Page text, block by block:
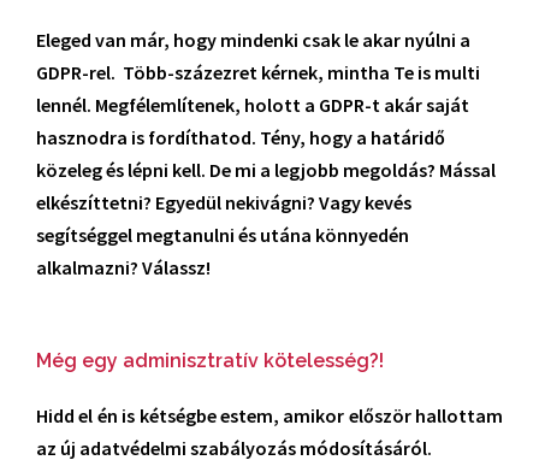
Eleged van már, hogy mindenki csak le akar nyúlni a
GDPR-rel. Több-százezret kérnek, mintha Te is multi
lennél. Megfélemlítenek, holott a GDPR-t akár saját
hasznodra is fordíthatod. Tény, hogy a határidő
közeleg és lépni kell. De mi a legjobb megoldás? Mással
elkészíttetni? Egyedül nekivágni? Vagy kevés
segítséggel megtanulni és utána könnyedén
alkalmazni? Válassz!
Még egy adminisztratív kötelesség?!
Hidd el én is kétségbe estem, amikor először hallottam
az új adatvédelmi szabályozás módosításáról.